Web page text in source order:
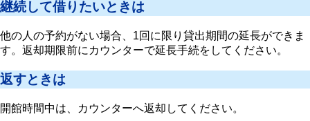
継続して借りたいときは
他の人の予約がない場合、1回に限り貸出期間の延長ができま
す。返却期限前にカウンターで延長手続をしてください。
返すときは
開館時間中は、カウンターへ返却してください。